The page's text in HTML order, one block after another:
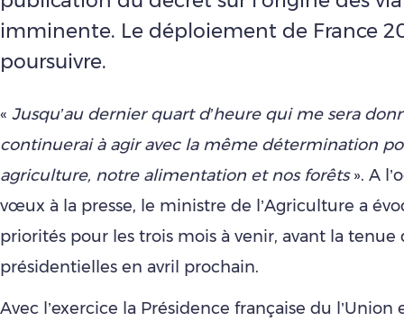
imminente. Le déploiement de France
poursuivre.
« Jusqu’au dernier quart d’heure qui me sera
continuerai à agir avec la même détermination
agriculture, notre alimentation et nos forêts». A
vœux à la presse, le ministre de l’Agriculture a
priorités pour les trois mois à venir, avant la tenue
présidentielles en avril prochain.
Avec l’exercice la Présidence française du l’Union